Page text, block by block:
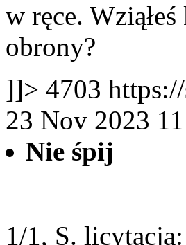
w ręce.
obrony?
]]> 4703
23 Nov 2023
Nie śpij
1/1, S. licytacja: